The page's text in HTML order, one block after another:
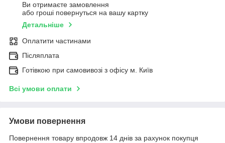
Ви отримаєте замовлення
або гроші повернуться на вашу картку
Детальніше
Оплатити частинами
Післяплата
Готівкою при самовивозі з офісу м. Київ
Всі умови оплати
Умови повернення
Повернення товару впродовж 14 днів за рахунок покупця